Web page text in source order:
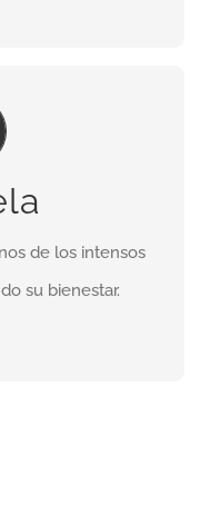
de los intensos
su bienestar.
ambiente seguro
libre de alumnos y